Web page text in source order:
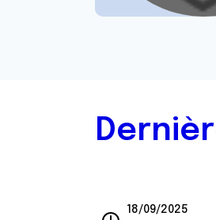
18/09/2025